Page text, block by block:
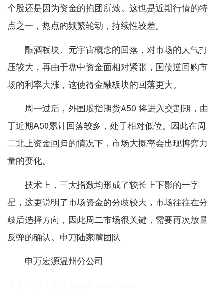
个股还是因为资金的抱团所致。这也是近期行情的特
点之一，热点的频繁轮动，持续性较差。
酿酒板块、元宇宙概念的回落，对市场的人气打
压较大，再由于盘中资金面相对紧张，国债逆回购市
场的利率大涨，这使得金融板块的回落更大。
周一过后，外围股指期货A50 将进入交割期，由
于近期A50累计回落较多，处于相对低位。因此在周
二北上资金回归的情况下，市场大概率会出现博弈力
量的变化。
技术上，三大指数均形成了较长上下影的十字
星，这更说明了市场资金的分歧较大，市场往往在分
歧后选择方向，因此周二市场很关键，需要再次放量
反弹的确认。申万陆家嘴团队
申万宏源温州分公司